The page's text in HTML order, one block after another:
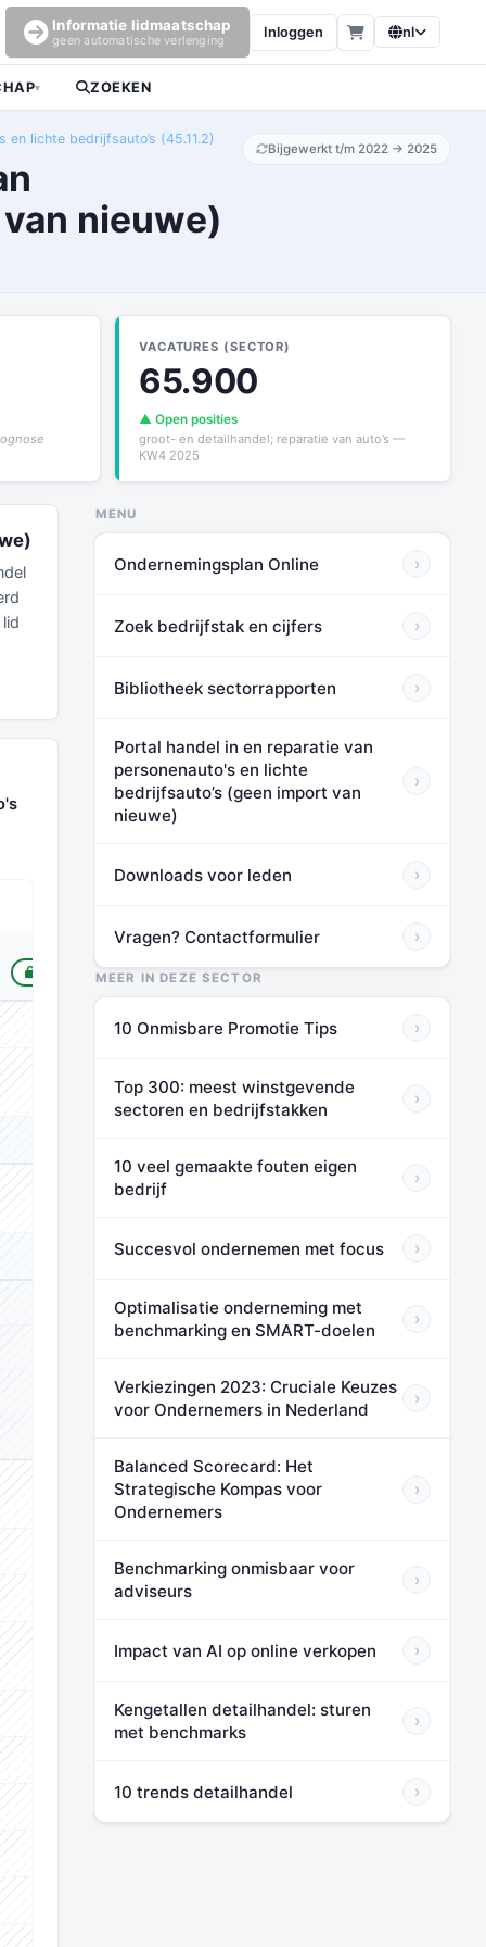
Informatie lidmaatschap
geen automatische verlenging
Inloggen nl
▾ ZOEKEN
lichte bedrijfsauto’s (45.11.2)
nieuwe)
Bijgewerkt t/m 2022 → 2025
VACATURES (SECTOR)
65.900
▲ Open posities
groot- en detailhandel; reparatie van auto’s —
KW4 2025
VOOR LEDEN
⬛⬛⬛
⬛⬛⬛
⬛⬛⬛
⬛⬛⬛
⬛⬛⬛
⬛⬛⬛
⬛⬛⬛
⬛⬛⬛
⬛⬛⬛
MENU
Ondernemingsplan Online ›
Zoek bedrijfstak en cijfers ›
Bibliotheek sectorrapporten ›
Portal handel in en reparatie van
personenauto's en lichte
bedrijfsauto’s (geen import van
nieuwe)
›
Downloads voor leden ›
Vragen? Contactformulier ›
MEER IN DEZE SECTOR
10 Onmisbare Promotie Tips ›
Top 300: meest winstgevende
sectoren en bedrijfstakken
›
10 veel gemaakte fouten eigen
bedrijf
›
Succesvol ondernemen met focus ›
Optimalisatie onderneming met
benchmarking en SMART-doelen
›
Verkiezingen 2023: Cruciale Keuzes
voor Ondernemers in Nederland
›
Balanced Scorecard: Het
Strategische Kompas voor
Ondernemers
›
Benchmarking onmisbaar voor
adviseurs
›
Impact van AI op online verkopen ›
Kengetallen detailhandel: sturen
met benchmarks
›
10 trends detailhandel ›